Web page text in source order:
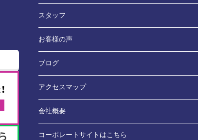
スタッフ
お客様の声
ブログ
アクセスマップ
会社概要
コーポレートサイトはこちら